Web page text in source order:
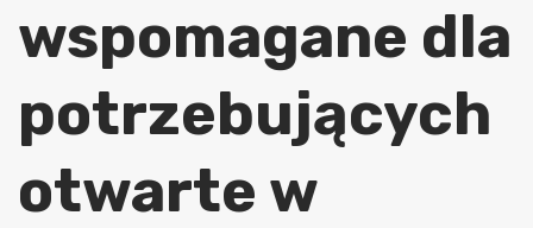
wspomagane dla
potrzebujących
otwarte w